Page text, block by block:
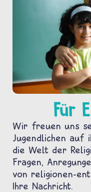
Für
Wir freuen uns
Jugendlichen auf
die Welt der
Fragen,
von religionen-
Ihre Nachricht.